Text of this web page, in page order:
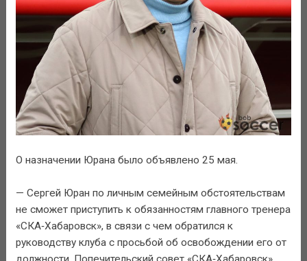
О назначении Юрана было объявлено 25 мая.
— Сергей Юран по личным семейным обстоятельствам
не сможет приступить к обязанностям главного тренера
«СКА‑Хабаровск», в связи с чем обратился к
руководству клуба с просьбой об освобождении его от